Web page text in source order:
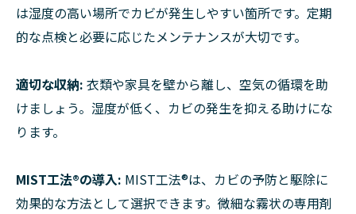
は湿度の高い場所でカビが発生しやすい箇所です。定期
的な点検と必要に応じたメンテナンスが大切です。
適切な収納: 衣類や家具を壁から離し、空気の循環を助
けましょう。湿度が低く、カビの発生を抑える助けにな
ります。
MIST工法®の導入: MIST工法®は、カビの予防と駆除に
効果的な方法として選択できます。微細な霧状の専用剤